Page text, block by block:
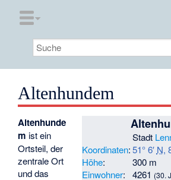
Altenhundem
Stadt
Koordinaten:51° 6′ N,
Höhe:
300 m
Einwohner: 4261 (30.
Altenhunde
m ist ein
Ortsteil, der
zentrale Ort
und das